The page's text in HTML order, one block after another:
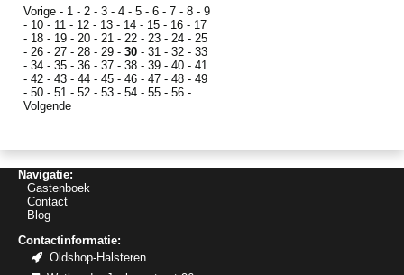
Vorige - 1 - 2 - 3 - 4 - 5 - 6 - 7 - 8 - 9
- 10 - 11 - 12 - 13 - 14 - 15 - 16 - 17
- 18 - 19 - 20 - 21 - 22 - 23 - 24 - 25
- 26 - 27 - 28 - 29 - 30 - 31 - 32 - 33
- 34 - 35 - 36 - 37 - 38 - 39 - 40 - 41
- 42 - 43 - 44 - 45 - 46 - 47 - 48 - 49
- 50 - 51 - 52 - 53 - 54 - 55 - 56 -
Volgende
Navigatie:
Gastenboek
Contact
Blog
Contactinformatie:
Oldshop-Halsteren